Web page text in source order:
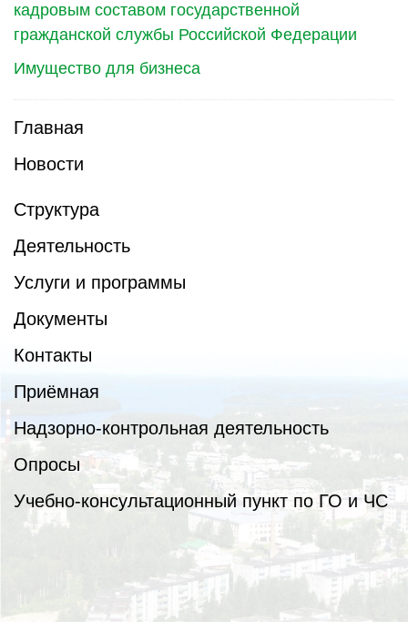
кадровым составом государственной
гражданской службы Российской Федерации
Имущество для бизнеса
Главная
Новости
Структура
Деятельность
Услуги и программы
Документы
Контакты
Приёмная
Надзорно-контрольная деятельность
Опросы
Учебно-консультационный пункт по ГО и ЧС